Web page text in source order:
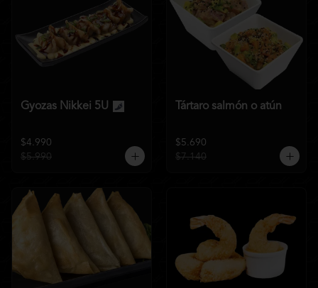
Gyozas Nikkei 5U
$4.990
$5.990
Tártaro salmón o atún
$5.690
$7.140